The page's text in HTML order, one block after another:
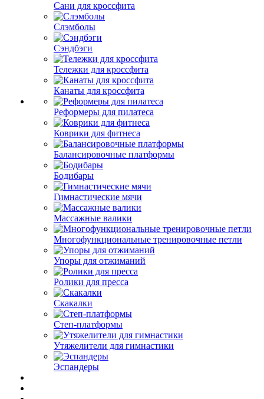
Сани для кроссфита
Слэмболы
Сэндбэги
Тележки для кроссфита
Канаты для кроссфита
Реформеры для пилатеса
Коврики для фитнеса
Балансировочные платформы
Бодибары
Гимнастические мячи
Массажные валики
Многофункциональные тренировочные петли
Упоры для отжиманий
Ролики для пресса
Скакалки
Степ-платформы
Утяжелители для гимнастики
Эспандеры